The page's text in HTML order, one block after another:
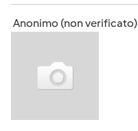
Anonimo (non verificato)